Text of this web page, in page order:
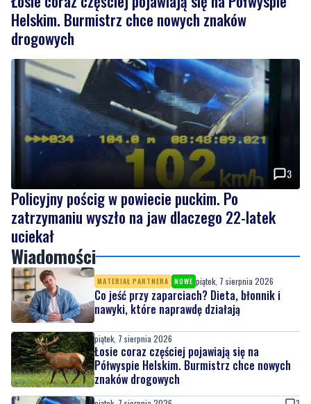
Policyjny pościg w powiecie puckim. Po
zatrzymaniu wyszło na jaw dlaczego 22-latek
uciekał
Wiadomości
piątek, 7 sierpnia 2026
nawyki, które naprawdę działają
piątek, 7 sierpnia 2026
Łosie coraz częściej pojawiają się na
Półwyspie Helskim. Burmistrz chce nowych
znaków drogowych
piątek, 7 sierpnia 2026
Policyjny pościg w powiecie puckim. Po
zatrzymaniu wyszło na jaw dlaczego 22-
latek uciekał